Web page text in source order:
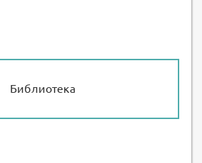
Библиотека